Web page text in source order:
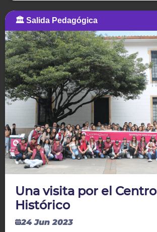
🏛️ Salida Pedagógica
Una visita por el Centro
Histórico
24 Jun 2023